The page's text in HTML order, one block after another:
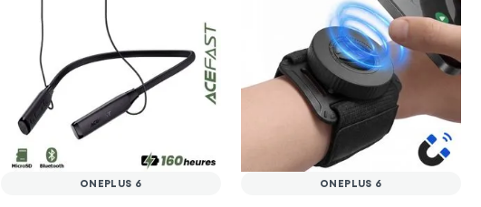
ONEPLUS 6 ONEPLUS 6